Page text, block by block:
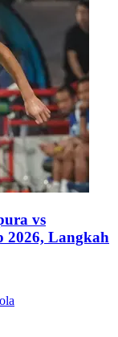
vs
2026, Langkah